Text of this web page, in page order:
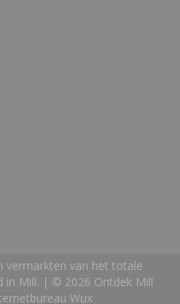
vermarkten van het totale
in Mill. | © 2026 Ontdek Mill
Wux